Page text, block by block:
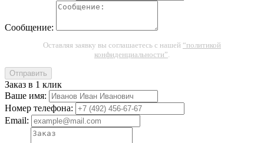
Сообщение:
Оставляя заявку вы соглашаетесь с нашей “политикой
конфиденциальности”.
Отправить
Заказ в 1 клик
Ваше имя:
Номер телефона:
Email: